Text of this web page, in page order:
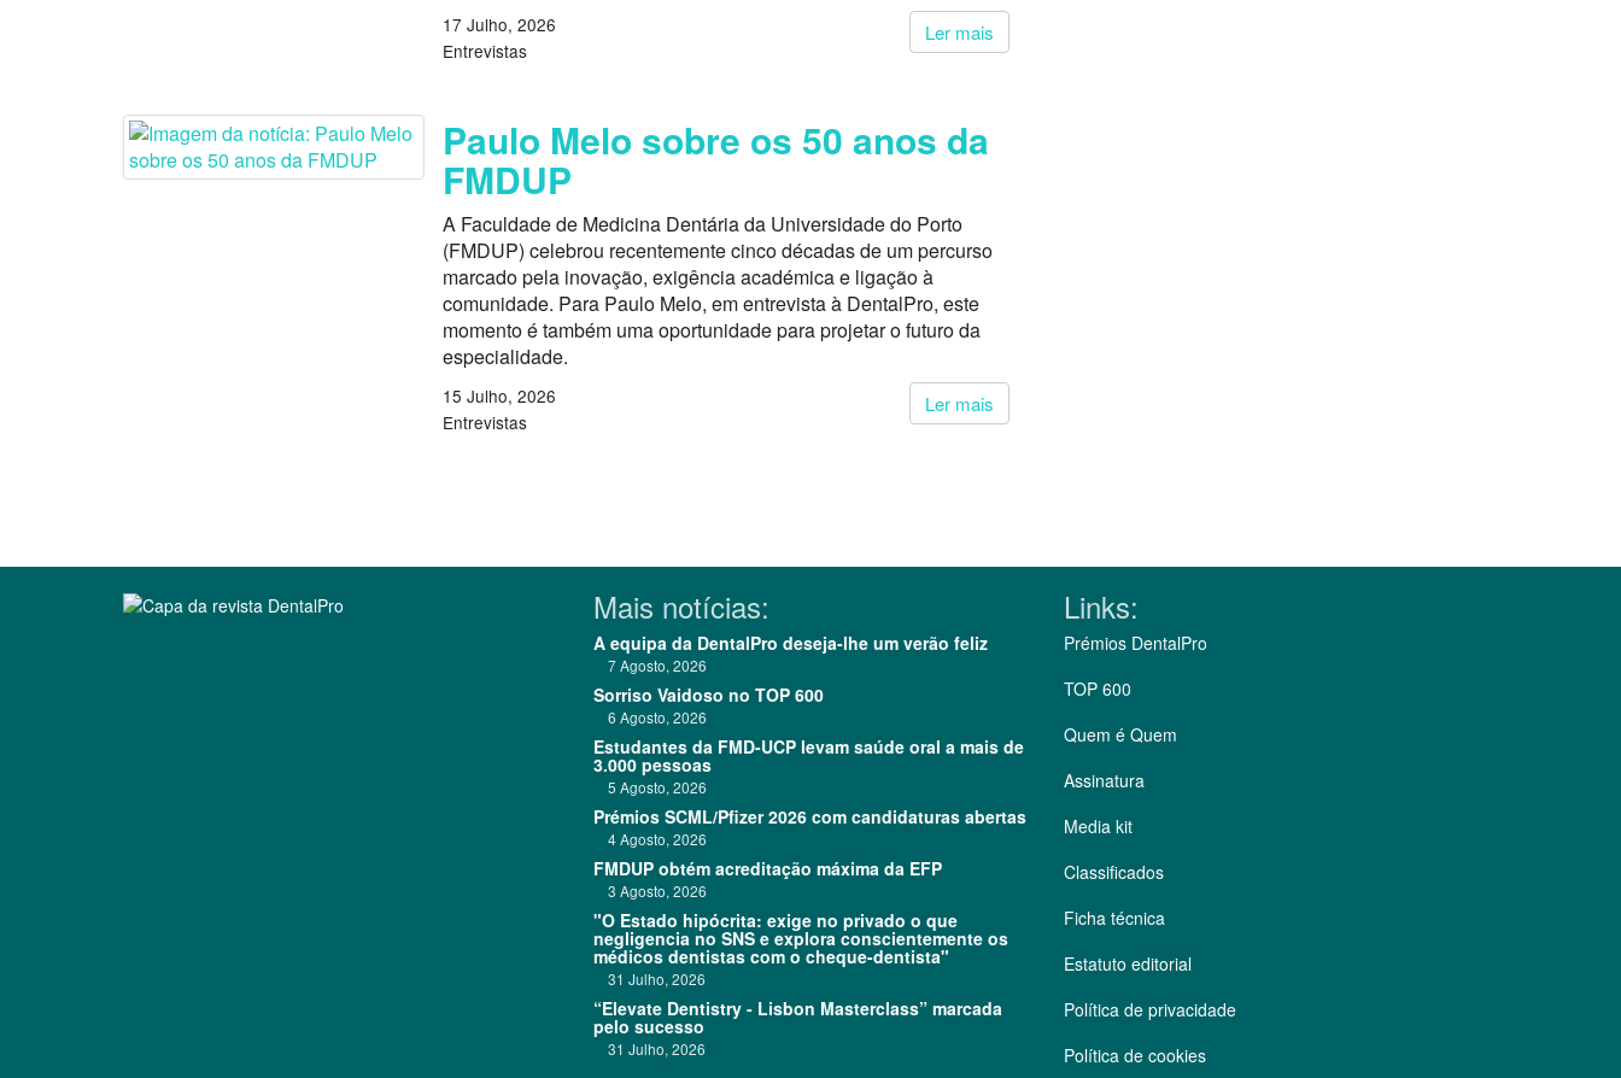
Ler mais
17 Julho, 2026
Entrevistas
Paulo Melo sobre os 50 anos da
FMDUP
A Faculdade de Medicina Dentária da Universidade do Porto
(FMDUP) celebrou recentemente cinco décadas de um percurso
marcado pela inovação, exigência académica e ligação à
comunidade. Para Paulo Melo, em entrevista à DentalPro, este
momento é também uma oportunidade para projetar o futuro da
especialidade.
Ler mais
15 Julho, 2026
Entrevistas
Mais notícias:
A equipa da DentalPro deseja-lhe um verão feliz
7 Agosto, 2026
Sorriso Vaidoso no TOP 600
6 Agosto, 2026
Estudantes da FMD-UCP levam saúde oral a mais de
3.000 pessoas
5 Agosto, 2026
Prémios SCML/Pfizer 2026 com candidaturas abertas
4 Agosto, 2026
FMDUP obtém acreditação máxima da EFP
3 Agosto, 2026
"O Estado hipócrita: exige no privado o que
negligencia no SNS e explora conscientemente os
médicos dentistas com o cheque-dentista"
31 Julho, 2026
“Elevate Dentistry - Lisbon Masterclass” marcada
pelo sucesso
31 Julho, 2026
Links:
Prémios DentalPro
TOP 600
Quem é Quem
Assinatura
Media kit
Classificados
Ficha técnica
Estatuto editorial
Política de privacidade
Política de cookies